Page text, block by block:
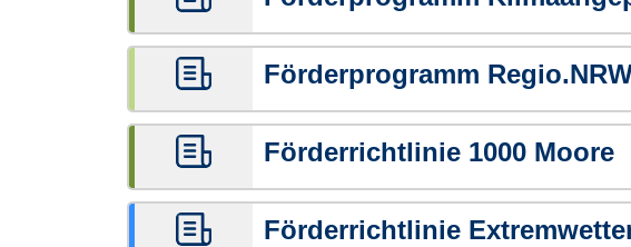
Förderprogramm
Förderrichtlinie 1000 Moore
Förderrichtlinie